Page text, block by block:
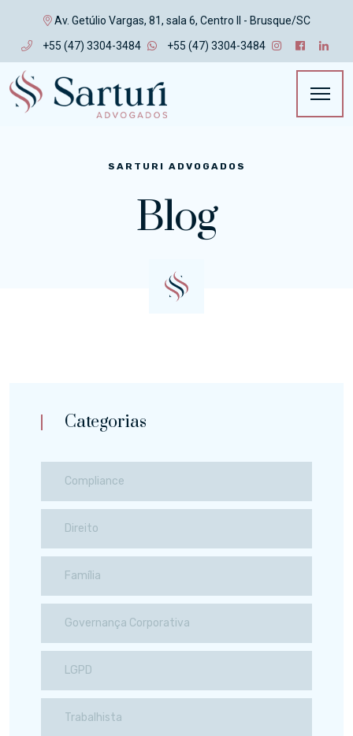
Av. Getúlio Vargas, 81, sala 6, Centro II - Brusque/SC
+55 (47) 3304-3484
+55 (47) 3304-3484
SARTURI ADVOGADOS
Blog
Categorias
Compliance
Direito
Família
Governança Corporativa
LGPD
Trabalhista